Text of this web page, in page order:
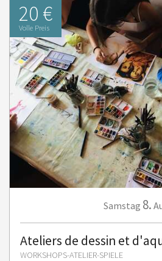
20 €
Volle Preis
Samstag 8.
Ateliers de dessin et
WORKSHOPS-ATELIER-SPIELE